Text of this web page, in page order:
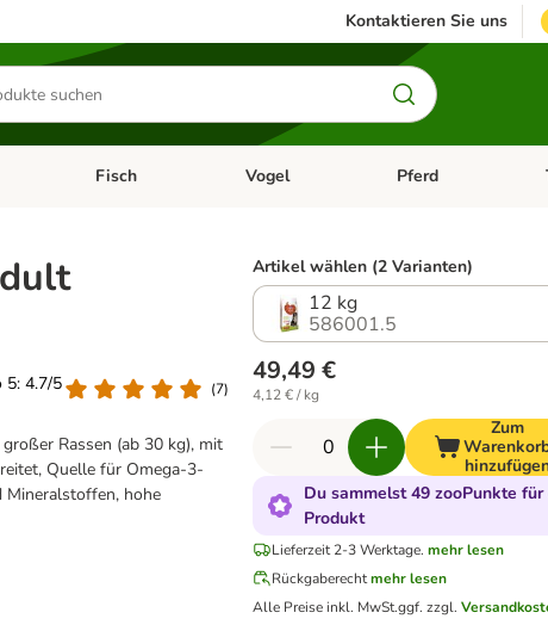
Kontaktieren Sie uns
öffnen: Hundefutter & Zubehör
Kategorie-Menü öffnen: Kleintier
Fisch Kategorie-Menü öffnen: Fisch
Vogel Kategorie-Menü
Pferd
5: 4.7/5
(7)
Rassen (ab 30 kg), mit
Quelle für Omega-3-
hohe
Artikel wählen (2 Varianten)
12 kg
586001.5
49,49 €
4,12 € / kg
Zum
Du sammelst 49 zooPunkte für
Produkt
Lieferzeit 2-3 Werktage. mehr lesen
Rückgaberechtmehr lesen
Alle Preise inkl. MwSt.ggf. zzgl.